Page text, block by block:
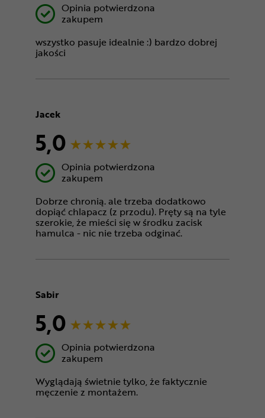
Opinia potwierdzona
zakupem
wszystko pasuje idealnie :) bardzo dobrej
jakości
Jacek
5,0
Opinia potwierdzona
zakupem
Dobrze chronią. ale trzeba dodatkowo
dopiąć chlapacz (z przodu). Pręty są na tyle
szerokie, że mieści się w środku zacisk
hamulca - nic nie trzeba odginać.
Sabir
5,0
Opinia potwierdzona
zakupem
Wyglądają świetnie tylko, że faktycznie
męczenie z montażem.